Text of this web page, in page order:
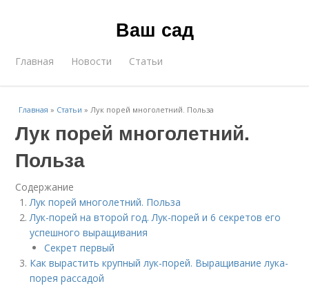
Ваш сад
Главная Новости Статьи
Главная » Статьи »Лук порей многолетний. Польза
Лук порей многолетний.
Польза
Содержание
Лук порей многолетний. Польза
Лук-порей на второй год. Лук-порей и 6 секретов его
успешного выращивания
Секрет первый
Как вырастить крупный лук-порей. Выращивание лука-
порея рассадой